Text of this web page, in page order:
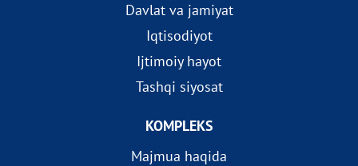
Davlat va jamiyat
Iqtisodiyot
Ijtimoiy hayot
Tashqi siyosat
KOMPLEKS
Majmua haqida